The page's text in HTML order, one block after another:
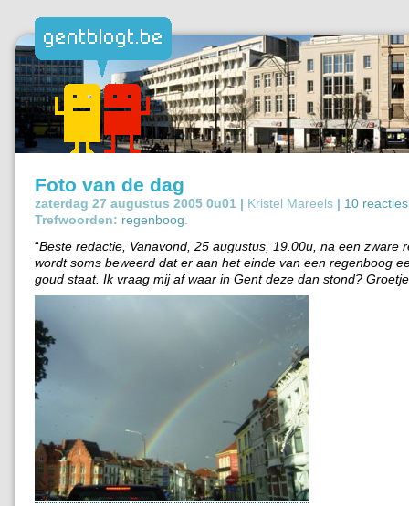
Foto van de dag
zaterdag 27 augustus 2005 0u01 | Kristel Mareels | 10 reacties
Trefwoorden: regenboog
“Beste redactie, Vanavond, 25 augustus, 19.00u, na een zware
wordt soms beweerd dat er aan het einde van een regenboog
goud staat. Ik vraag mij af waar in Gent deze dan stond?